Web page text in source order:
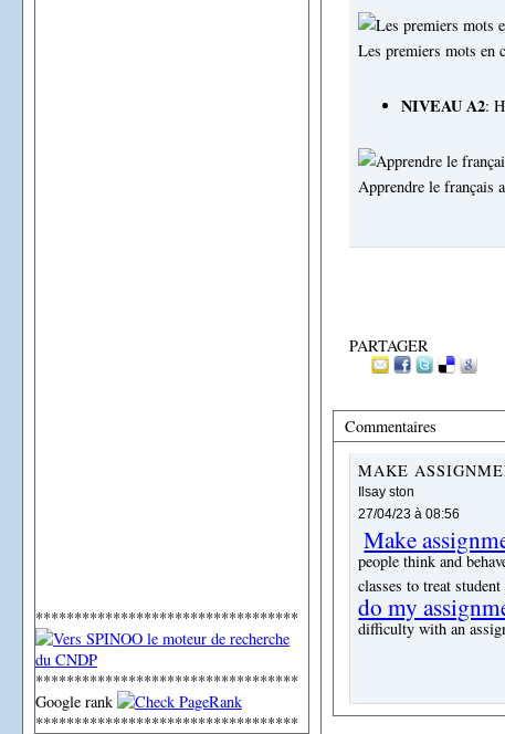
**********************************
**********************************
Google rank
**********************************
Les premiers mots en
NIVEAU A2:
Apprendre le français
PARTAGER
Commentaires
MAKE
Ilsay ston
27/04/23 à 08:56
Make
people think and
classes to treat
do my
difficulty with an